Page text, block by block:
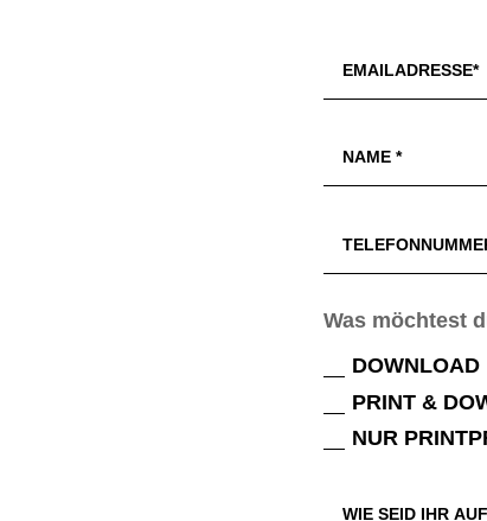
Was möchtest
DOWNLOAD
PRINT &
NUR